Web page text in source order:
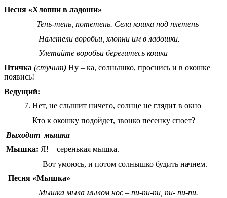
Песня «Хлопни в ладоши»
Тень-тень, потетень. Села кошка под плетень
Налетели воробьи, хлопни им в ладошки.
Улетайте воробьи берегитесь кошки
Птичка (стучит) Ну – ка, солнышко, проснись и в окошке
появись!
Ведущий:
7. Нет, не слышит ничего, солнце не глядит в окно
Кто к окошку подойдет, звонко песенку споет?
Выходит мышка
Мышка: Я! – серенькая мышка.
Вот умоюсь, и потом солнышко будить начнем.
Песня «Мышка»
Мышка мыла мылом нос – пи-пи-пи, пи- пи-пи.